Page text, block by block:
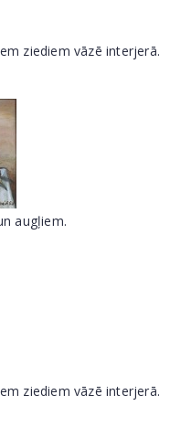
ziediem vāzē interjerā.
augļiem.
ziediem vāzē interjerā.